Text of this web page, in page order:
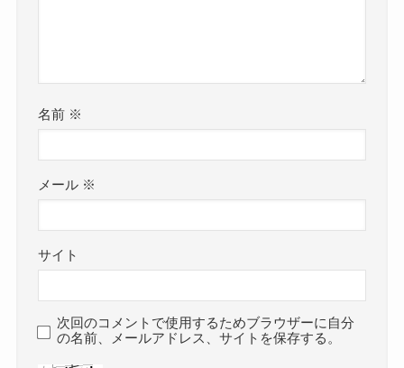
名前 ※
メール ※
サイト
次回のコメントで使用するためブラウザーに自分
の名前、メールアドレス、サイトを保存する。